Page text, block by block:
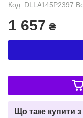
Код: DLLA145P2397
1 657 ₴
Що таке купити